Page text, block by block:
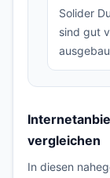
Solider
sind gut
vergleichen
In diesen